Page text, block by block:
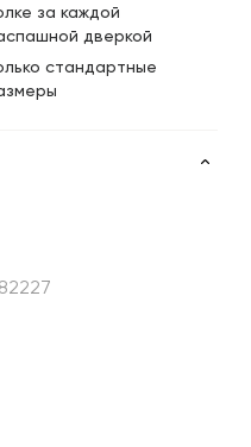
за каждой
дверкой
стандартные